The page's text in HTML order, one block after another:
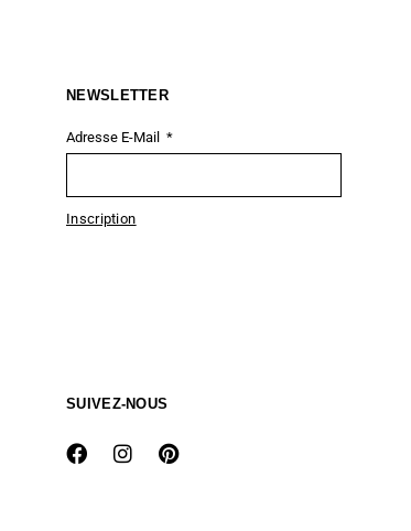
NEWSLETTER
Adresse E-Mail
Inscription
SUIVEZ-NOUS